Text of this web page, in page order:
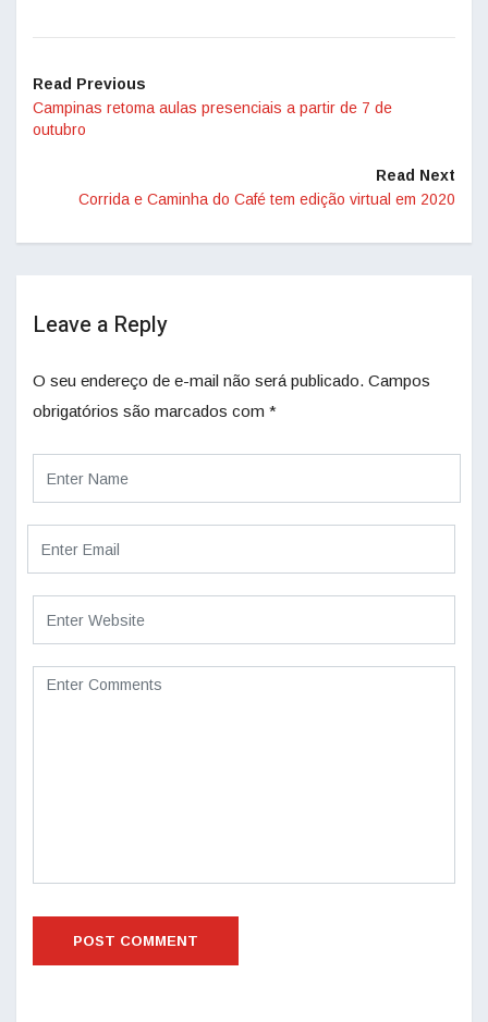
Read Previous
Campinas retoma aulas presenciais a partir de 7 de
outubro
Read Next
Corrida e Caminha do Café tem edição virtual em 2020
Leave a Reply
O seu endereço de e-mail não será publicado. Campos
obrigatórios são marcados com *